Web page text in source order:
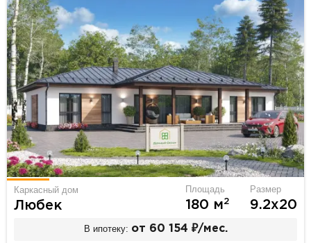
Каркасный дом
Любек
Площадь
180 м2
Размер
9.2х20
В ипотеку: от 60 154 ₽/мес.